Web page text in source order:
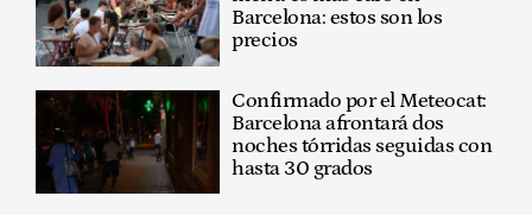
Barcelona: estos son los
precios
Confirmado por el Meteocat:
Barcelona afrontará dos
noches tórridas seguidas con
hasta 30 grados